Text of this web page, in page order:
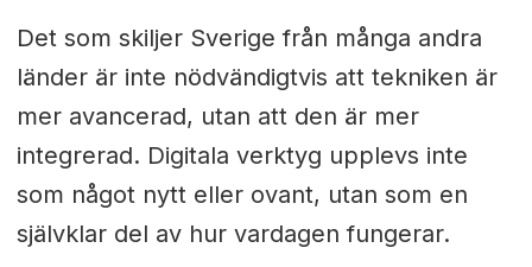
Det som skiljer Sverige från många andra
länder är inte nödvändigtvis att tekniken är
mer avancerad, utan att den är mer
integrerad. Digitala verktyg upplevs inte
som något nytt eller ovant, utan som en
självklar del av hur vardagen fungerar.